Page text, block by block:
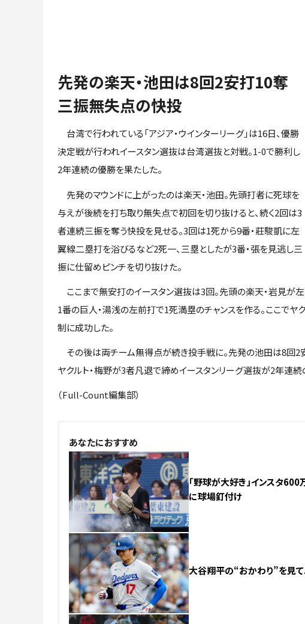
先発の楽天・池田は8回2安打10奪
三振無失点の快投
台湾で行われている「アジア・ウインターリーグ」は16日、優勝
決定戦が行われイースタン選抜は台湾選抜と対戦。1-0で勝利し
2年連続の優勝を果たした。
先発のマウンドに上がったのは楽天・池田。先頭打者に死球を
与えが後続を打ち取り無失点で初回を切り抜けると、続く2回は3
者連続三振を奪う快投を見せる。3回は1死から9番・莊駿凱に左
翼線二塁打を浴びるなど2死一、三塁としたが3番・張を見逃し三
振に仕留めピンチを切り抜けた。
ここまで無安打のイースタン選抜は3回。先頭の楽天・岩見が
1番の巨人・湯浅の左前打で1死満塁のチャンスを作る。ここで
制に成功した。
その後は両チーム無得点が続き投手戦に。先発の池田は8回2
ヤクルト・梅野が3者凡退で締めイースタンリーグ選抜が2年連続
（Full-Count編集部）
あなたにおすすめ
「野球が大好き」インスタ
に球場釘付け
大谷翔平の“おかわり”を見